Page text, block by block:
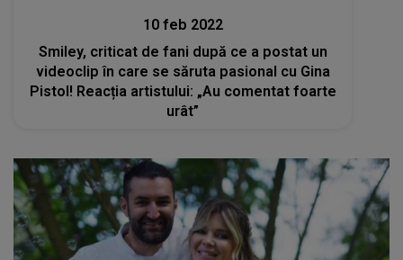
10 feb 2022
Smiley, criticat de fani după ce a postat un
videoclip în care se săruta pasional cu Gina
Pistol! Reacția artistului: „Au comentat foarte
urât”